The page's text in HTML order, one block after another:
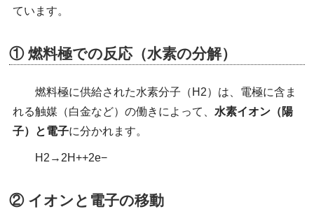
ています。
① 燃料極での反応（水素の分解）
燃料極に供給された水素分子（H2​）は、電極に含ま
れる触媒（白金など）の働きによって、 水素イオン（陽
子） と電子に分かれます。
H2​→2H++2e−
② イオンと電子の移動